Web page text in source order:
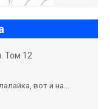
Том 12
вот и на...